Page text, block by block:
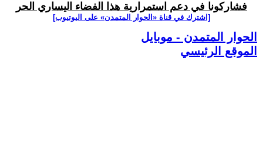
فشاركونا في دعم استمرارية هذا الفضاء اليساري الحر
[اشترك في قناة ‫«الحوار المتمدن» على اليوتيوب]
الحوار المتمدن - موبايل
الموقع الرئيسي